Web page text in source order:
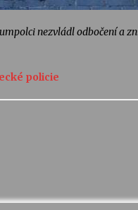
nezvládl odbočení a
policie